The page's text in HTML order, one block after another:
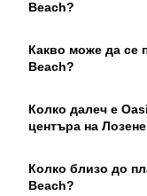
Beach?
Какво може да се
Beach?
Колко далеч е
центъра на
Колко близо до
Beach?